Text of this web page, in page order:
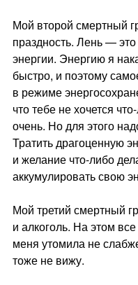
Мой второй смертный
праздность. Лень — это
энергии. Энергию я
быстро, и поэтому
в режиме
что тебе не хочется
очень. Но для этого
Тратить драгоценную
и желание что-либо
аккумулировать свою
Мой третий смертный
и алкоголь. На этом
меня утомила не
тоже не вижу.